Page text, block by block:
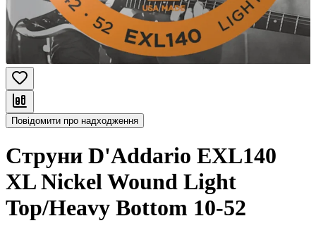
Повідомити про надходження
Струни D'Addario EXL140
XL Nickel Wound Light
Top/Heavy Bottom 10-52